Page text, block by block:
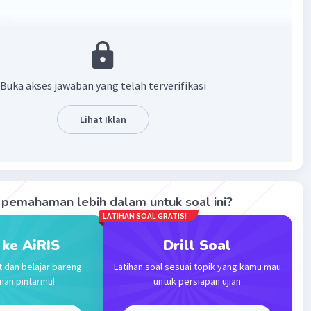
sumbu x, y = 0
sumbu y, x = 0
- 8
sumbu y di (0,-8)
Buka akses jawaban yang telah terverifikasi
Lihat Iklan
lebih dalam untuk soal ini?
AiRIS
dan belajar bareng
pintarmu!
LATIHAN SOAL GRATIS!
Drill Soal
Latihan soal sesuai topik yang kamu mau
untuk persiapan ujian